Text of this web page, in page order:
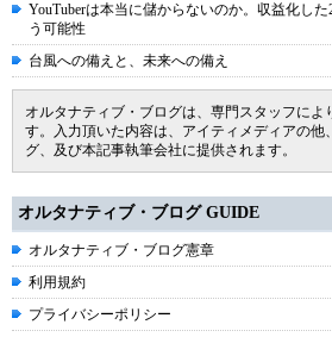
YouTuberは本当に儲からないのか。収益化し
う可能性
台風への備えと、未来への備え
オルタナティブ・ブログは、専門スタッフによ
す。入力頂いた内容は、アイティメディアの他
グ、及び本記事執筆会社に提供されます。
オルタナティブ・ブログ GUIDE
オルタナティブ・ブログ憲章
利用規約
プライバシーポリシー